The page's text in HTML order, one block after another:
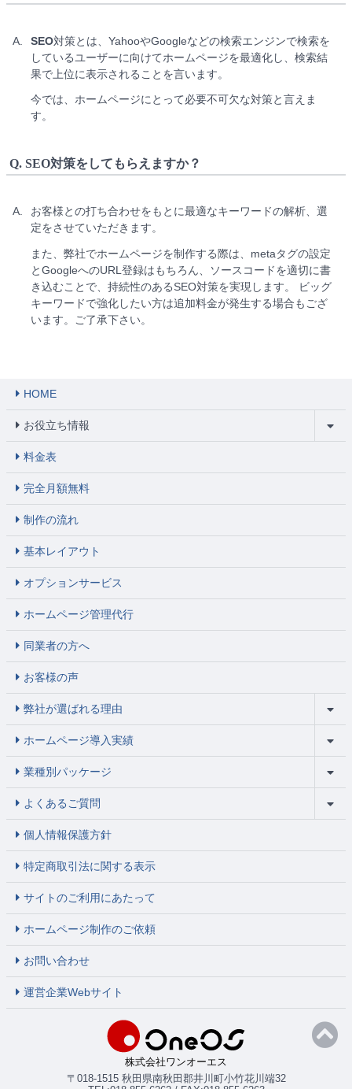
A. SEO対策とは、YahooやGoogleなどの検索エンジンで検索を
しているユーザーに向けてホームページを最適化し、検索結
果で上位に表示されることを言います。
今では、ホームページにとって必要不可欠な対策と言えま
す。
Q. SEO対策をしてもらえますか？
A.
お客様との打ち合わせをもとに最適なキーワードの解析、選
定をさせていただきます。
また、弊社でホームページを制作する際は、metaタグの設定
とGoogleへのURL登録はもちろん、ソースコードを適切に書
き込むことで、持続性のあるSEO対策を実現します。 ビッグ
キーワードで強化したい方は追加料金が発生する場合もござ
います。ご了承下さい。
HOME
お役立ち情報
料金表
完全月額無料
制作の流れ
基本レイアウト
オプションサービス
ホームページ管理代行
同業者の方へ
お客様の声
弊社が選ばれる理由
ホームページ導入実績
業種別パッケージ
よくあるご質問
個人情報保護方針
特定商取引法に関する表示
サイトのご利用にあたって
ホームページ制作のご依頼
お問い合わせ
運営企業Webサイト
株式会社ワンオーエス
〒018-1515 秋田県南秋田郡井川町小竹花川端32